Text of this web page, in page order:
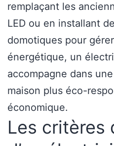
remplaçant les
LED ou en installant
domotiques pour
énergétique, un
accompagne dans
maison plus éco-
économique.
Les critères